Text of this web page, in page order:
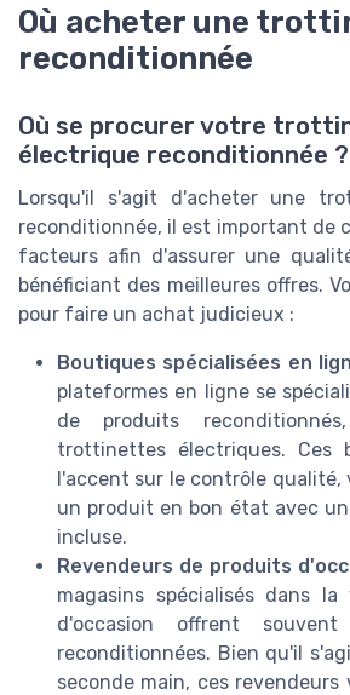
Où acheter une
reconditionnée
Où se procurer votre
électrique reconditionnée ?
Lorsqu'il s'agit d'acheter une
reconditionnée, il est important de
facteurs afin d'assurer une
bénéficiant des meilleures offres.
pour faire un achat judicieux :
Boutiques spécialisées en
plateformes en ligne se
de produits
trottinettes électriques. Ces
l'accent sur le contrôle qualité,
un produit en bon état avec
incluse.
Revendeurs de produits
magasins spécialisés dans
d'occasion offrent
reconditionnées. Bien qu'il
seconde main, ces